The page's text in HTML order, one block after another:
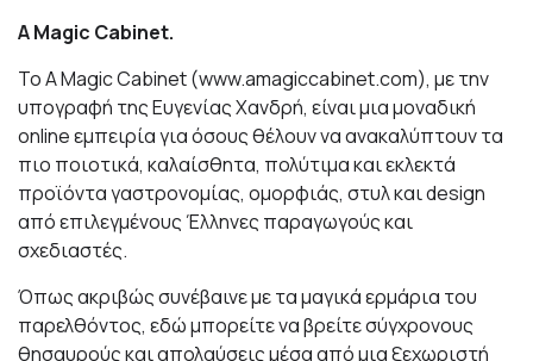
A Magic Cabinet.
Το A Magic Cabinet (www.amagiccabinet.com), με την
υπογραφή της Ευγενίας Χανδρή, είναι μια μοναδική
online εμπειρία για όσους θέλουν να ανακαλύπτουν τα
πιο ποιοτικά, καλαίσθητα, πολύτιμα και εκλεκτά
προϊόντα γαστρονομίας, ομορφιάς, στυλ και design
από επιλεγμένους Έλληνες παραγωγούς και
σχεδιαστές.
Όπως ακριβώς συνέβαινε με τα μαγικά ερμάρια του
παρελθόντος, εδώ μπορείτε να βρείτε σύγχρονους
θησαυρούς και απολαύσεις μέσα από μια ξεχωριστή